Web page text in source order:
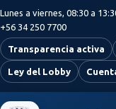
Saltar al contenido
Lunes a viernes, 08:30 a
+56 34 250 7700
Transparencia activa
Ley del Lobby